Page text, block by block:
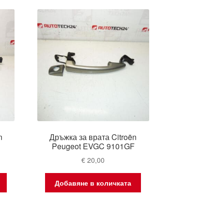
Дръжка за врата Citroën
Peugeot EVGC 9101GF
€ 20,00
Добавяне в количката